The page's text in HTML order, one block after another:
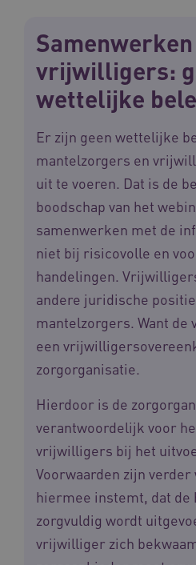
vrijwilligers:
wettelijke
Er zijn geen wettelijke
mantelzorgers en
uit te voeren. Dat is de
boodschap van het
samenwerken met de
niet bij risicovolle en
handelingen.
andere juridische
mantelzorgers. Want
een
zorgorganisatie.
Hierdoor is de
verantwoordelijk voor
vrijwilligers bij het
Voorwaarden zijn
hiermee instemt, dat de
zorgvuldig wordt
vrijwilliger zich
BCSessionID
__Secure-
ARRAffinity
AWSALBCORS